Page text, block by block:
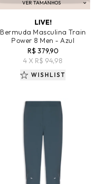
VER TAMANHOS
ADICIONAR AO CARRINHO
LIVE!
Bermuda Masculina Train
Power 8 Men - Azul
R$ 379,90
4 X R$ 94,98
WISHLIST